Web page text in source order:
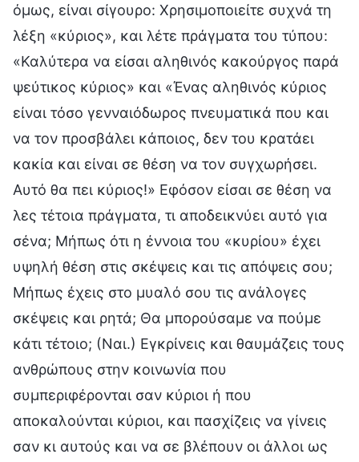
όμως, είναι σίγουρο: Χρησιμοποιείτε συχνά τη
λέξη «κύριος», και λέτε πράγματα του τύπου:
«Καλύτερα να είσαι αληθινός κακούργος παρά
ψεύτικος κύριος» και «Ένας αληθινός κύριος
είναι τόσο γενναιόδωρος πνευματικά που και
να τον προσβάλει κάποιος, δεν του κρατάει
κακία και είναι σε θέση να τον συγχωρήσει.
Αυτό θα πει κύριος!» Εφόσον είσαι σε θέση να
λες τέτοια πράγματα, τι αποδεικνύει αυτό για
σένα; Μήπως ότι η έννοια του «κυρίου» έχει
υψηλή θέση στις σκέψεις και τις απόψεις σου;
Μήπως έχεις στο μυαλό σου τις ανάλογες
σκέψεις και ρητά; Θα μπορούσαμε να πούμε
κάτι τέτοιο; (Ναι.) Εγκρίνεις και θαυμάζεις τους
ανθρώπους στην κοινωνία που
συμπεριφέρονται σαν κύριοι ή που
αποκαλούνται κύριοι, και πασχίζεις να γίνεις
σαν κι αυτούς και να σε βλέπουν οι άλλοι ως